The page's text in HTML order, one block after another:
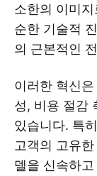
소한의 이미
순한 기술적
의 근본적인
이러한 혁신
성, 비용 절감
있습니다. 특
고객의 고유
델을 신속하